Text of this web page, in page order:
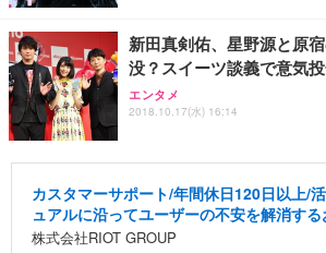
新田真剣佑、星野源と原
没？スイーツ談義で意気
エンタメ
2018.10.17(水) 16:14
カスタマーサポート/年間休日120日以上/
ュアルに沿ってユーザーの不安を解消す
株式会社RIOT GROUP